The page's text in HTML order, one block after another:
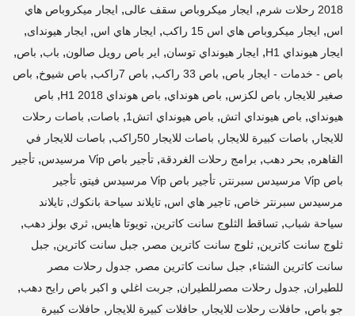
2018 رحلات شرم , ايجار ميكروباص سقف عالى, ايجار ميكروباص هاي
اس, ايجار ميكروباص هاي اس 15 راكب , ايجار هاي اس, ايجار هيونداى,
ايجار هيونداي H1 , ايجار هيونداي توسان, اير باص رويل صالون, باب, باص,
باص - خدمات - ايجار باص, باص 33 راكب , باص 7راكب , باص شيوخ, باص
صغير للايجار , باص لكزس, باص هونداي, باص هونداي H1 2018 , باص
هيونداي, باص هيونداي اتش, باص هيونداي اتش1 , باصات, باصات رحلات
للايجار , باصات كبيرة للايجار , باصات للايجار 50راكب , باصات للايجار في
القاهره, بحر دهب, برامج رحلات الغردقة, تأجير باص Vi̇p مرسيدس , تأجير
باص Vi̇p مرسيدس سبرنتر
, تأجير باص Vi̇p مرسيدس فيتو , تأجير
مرسيدس سبرنتر خاص, تاجير هاي اس, تايلاند سياحة بانكوك, تايلاند
سياحة شباب, تساقط الثلوج سانت كاترين, تويوتا هايس, ثري بولز دهب,
ثلوج سانت كاترين, ثلوج سانت كاترين مصر , جبل سانت كاترين, جبل
سانت كاترين الشتاء, جبل سانت كاترين مصر , جدول رحلات مصر
للطيران, جدول رحلات مصرللطيران, جربت اغلي و اكبر باص رايح دهب,
جو باص, حافلات رحلات للايجار , حافلات كبيرة للايجار , حافلات كبيرة